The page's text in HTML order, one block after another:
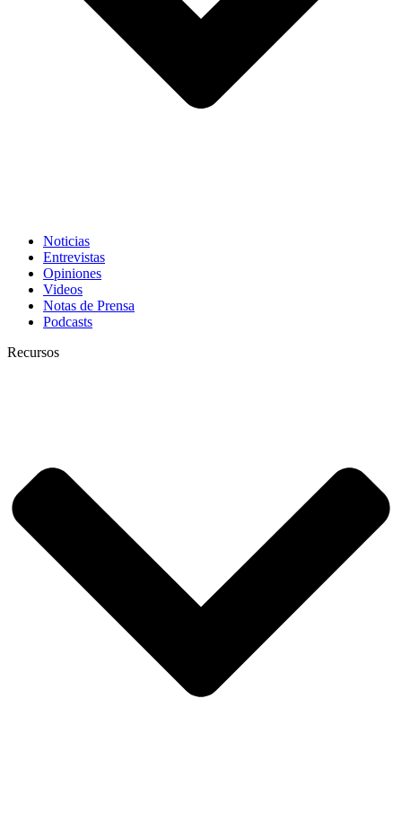
Noticias
Entrevistas
Opiniones
Videos
Notas de Prensa
Podcasts
Recursos